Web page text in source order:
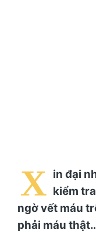
X in đại
kiểm
ngờ vết máu
phải máu